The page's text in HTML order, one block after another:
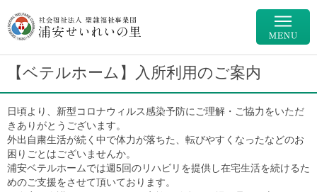
【ベテルホーム】入所利用のご案内
日頃より、新型コロナウィルス感染予防にご理解・ご協力をいただ
きありがとうございます。
外出自粛生活が続く中で体力が落ちた、転びやすくなったなどのお
困りごとはございませんか。
浦安ベテルホームでは週5回のリハビリを提供し在宅生活を続けるた
めのご支援をさせて頂いております。